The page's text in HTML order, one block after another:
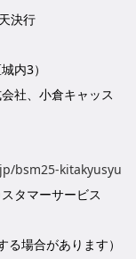
決行
内3）
社、小倉キャッス
bsm25-kitakyusyu
タマーサービス
場合があります）